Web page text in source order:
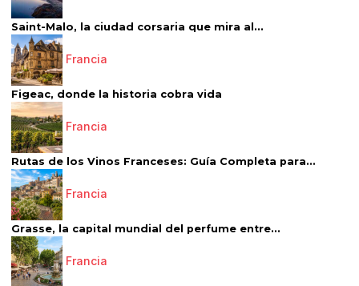
Saint-Malo, la ciudad corsaria que mira al...
Francia
Figeac, donde la historia cobra vida
Francia
Rutas de los Vinos Franceses: Guía Completa para...
Francia
Grasse, la capital mundial del perfume entre...
Francia